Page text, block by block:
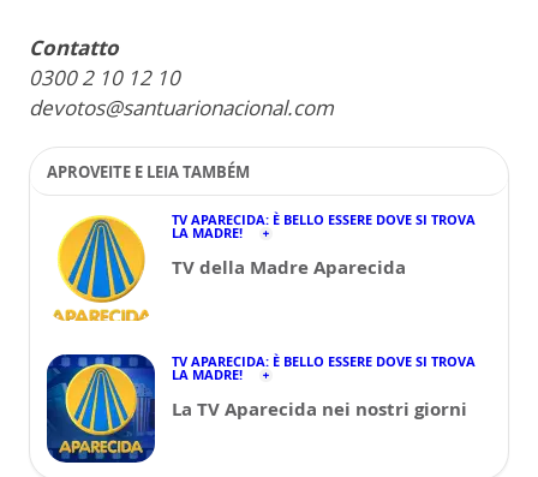
Contatto
0300 2 10 12 10
devotos@santuarionacional.com
APROVEITE E LEIA TAMBÉM
TV APARECIDA: È BELLO ESSERE DOVE SI TROVA
LA MADRE!
TV della Madre Aparecida
TV APARECIDA: È BELLO ESSERE DOVE SI TROVA
LA MADRE!
La TV Aparecida nei nostri giorni